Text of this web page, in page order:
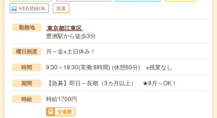
WEB登録OK 派遣
勤務地 東京都江東区
豊洲駅から徒歩3分
曜日頻度 月～金※土日休み！
時間 9:30～18:30(実働:8時間) (休憩60分) ※残業なし
期間 【急募】即日～長期（3カ月以上） ★8月～OK！
時給 時給1700円
交通費